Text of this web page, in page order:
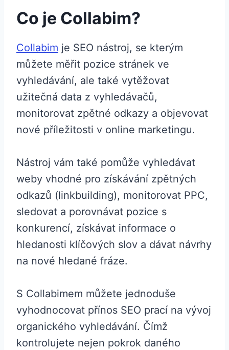
Co je Collabim?
Collabim je SEO nástroj, se kterým
můžete měřit pozice stránek ve
vyhledávání, ale také vytěžovat
užitečná data z vyhledávačů,
monitorovat zpětné odkazy a objevovat
nové příležitosti v online marketingu.
Nástroj vám také pomůže vyhledávat
weby vhodné pro získávání zpětných
odkazů (linkbuilding), monitorovat PPC,
sledovat a porovnávat pozice s
konkurencí, získávat informace o
hledanosti klíčových slov a dávat návrhy
na nové hledané fráze.
S Collabimem můžete jednoduše
vyhodnocovat přínos SEO prací na vývoj
organického vyhledávání. Čímž
kontrolujete nejen pokrok daného